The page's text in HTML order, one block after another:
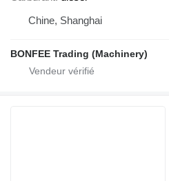
Chine, Shanghai
BONFEE Trading (Machinery)